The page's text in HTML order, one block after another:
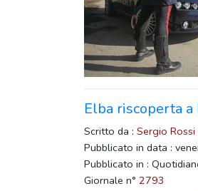
Elba riscoperta
Scritto da : Sergio Rossi
Pubblicato in data :
Pubblicato in :
Giornale n° 2793